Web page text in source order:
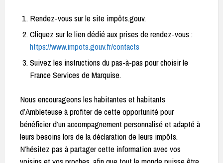
Rendez-vous sur le site impôts.gouv.
Cliquez sur le lien dédié aux prises de rendez-vous :
https://www.impots.gouv.fr/contacts
Suivez les instructions du pas-à-pas pour choisir le
France Services de Marquise.
Nous encourageons les habitantes et habitants
d’Ambleteuse à profiter de cette opportunité pour
bénéficier d’un accompagnement personnalisé et adapté à
leurs besoins lors de la déclaration de leurs impôts.
N’hésitez pas à partager cette information avec vos